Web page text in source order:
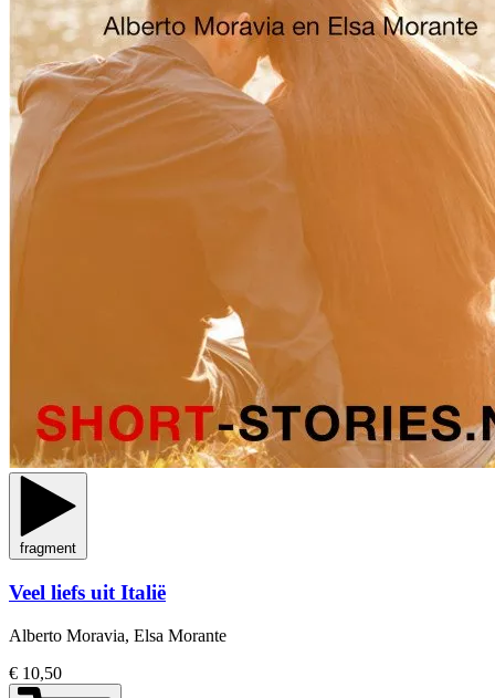
fragment
Veel liefs uit Italië
Alberto Moravia, Elsa Morante
€ 10,50